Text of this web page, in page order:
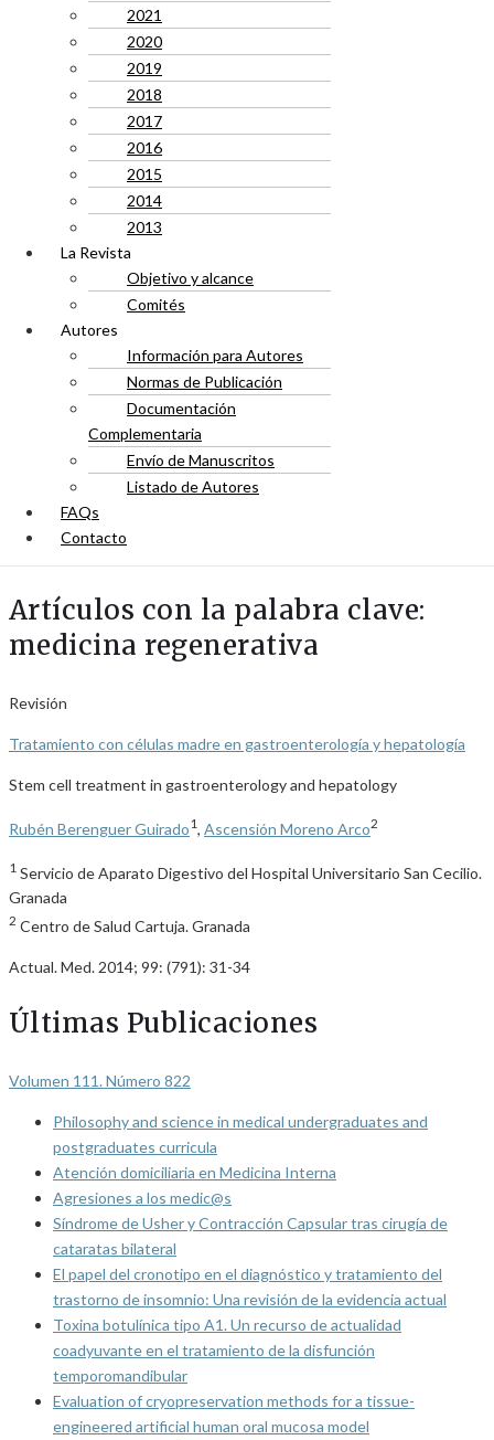
2021
2020
2019
2018
2017
2016
2015
2014
2013
La Revista
Objetivo y alcance
Comités
Autores
Información para Autores
Normas de Publicación
Documentación
Complementaria
Envío de Manuscritos
Listado de Autores
FAQs
Contacto
Artículos con la palabra clave:
medicina regenerativa
Revisión
Tratamiento con células madre en gastroenterología y hepatología
Stem cell treatment in gastroenterology and hepatology
Rubén Berenguer Guirado1, Ascensión Moreno Arco2
1 Servicio de Aparato Digestivo del Hospital Universitario San Cecilio.
Granada
2 Centro de Salud Cartuja. Granada
Actual. Med. 2014; 99: (791): 31-34
Últimas Publicaciones
Volumen 111. Número 822
Philosophy and science in medical undergraduates and
postgraduates curricula
Atención domiciliaria en Medicina Interna
Agresiones a los medic@s
Síndrome de Usher y Contracción Capsular tras cirugía de
cataratas bilateral
El papel del cronotipo en el diagnóstico y tratamiento del
trastorno de insomnio: Una revisión de la evidencia actual
Toxina botulínica tipo A1. Un recurso de actualidad
coadyuvante en el tratamiento de la disfunción
temporomandibular
Evaluation of cryopreservation methods for a tissue-
engineered artificial human oral mucosa model